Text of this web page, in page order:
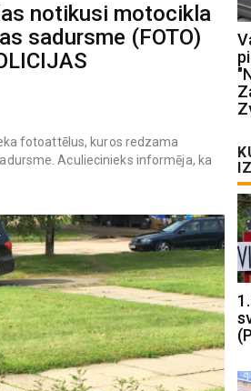
notikusi motocikla
sadursme (FOTO)
fotoattēlus, kuros redzama
Aculiecinieks informēja, ka